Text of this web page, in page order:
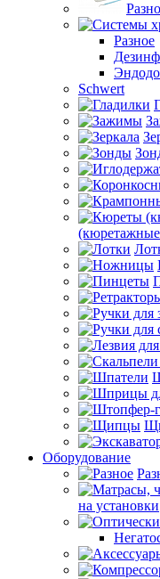
Разное
Schwert
Оборудование
на установки